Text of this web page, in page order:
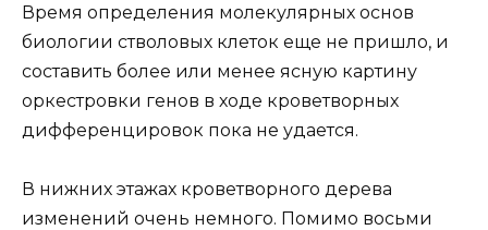
Время определения молекулярных основ
биологии стволовых клеток еще не пришло, и
составить более или менее ясную картину
оркестровки генов в ходе кроветворных
дифференцировок пока не удается.
В нижних этажах кроветворного дерева
изменений очень немного. Помимо восьми